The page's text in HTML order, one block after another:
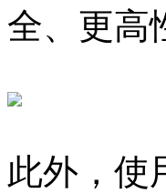
全、更高
此外，使